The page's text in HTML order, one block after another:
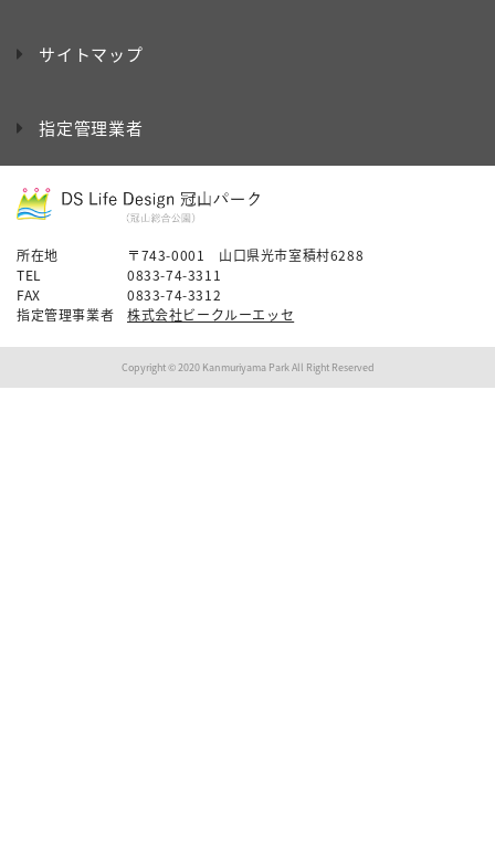
サイトマップ
指定管理業者
所在地
〒743-0001 山口県光市室積村6288
TEL
0833-74-3311
FAX
0833-74-3312
指定管理事業者
株式会社ビークルーエッセ
Copyright © 2020 Kanmuriyama Park All Right Reserved